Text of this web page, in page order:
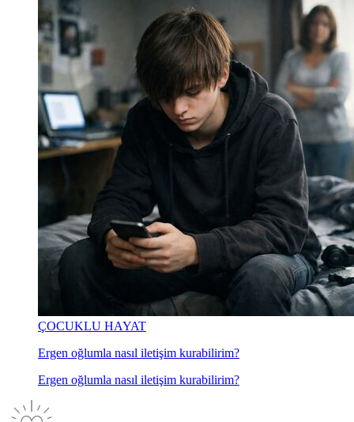
ÇOCUKLU HAYAT
Ergen oğlumla nasıl iletişim kurabilirim?
Ergen oğlumla nasıl iletişim kurabilirim?